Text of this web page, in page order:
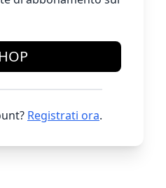
Registrati ora.